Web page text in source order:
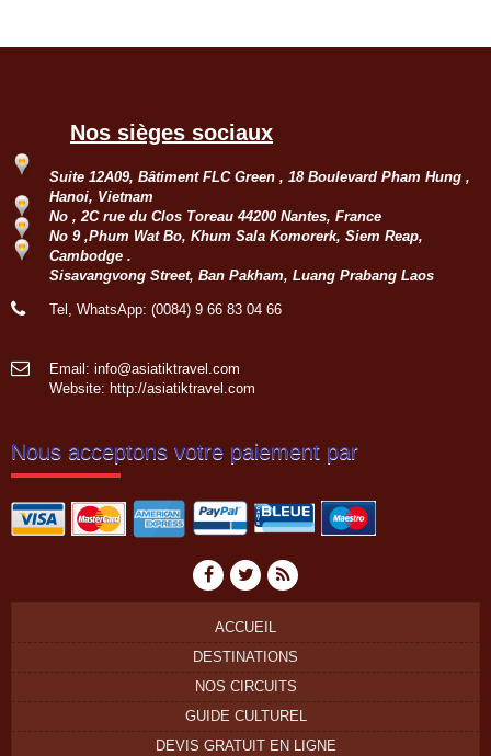
Nos sièges sociaux
Suite 12A09, Bâtiment FLC Green , 18 Boulevard Pham Hung ,
Hanoi, Vietnam
No , 2C rue du Clos Toreau 44200 Nantes, France
No 9 ,Phum Wat Bo, Khum Sala Komorerk, Siem Reap,
Cambodge .
Sisavangvong Street, Ban Pakham, Luang Prabang Laos
Tel, WhatsApp: (0084) 9 66 83 04 66
Email: info@asiatiktravel.com
Website: http://asiatiktravel.com
Nous acceptons votre paiement par
ACCUEIL
DESTINATIONS
NOS CIRCUITS
GUIDE CULTUREL
DEVIS GRATUIT EN LIGNE